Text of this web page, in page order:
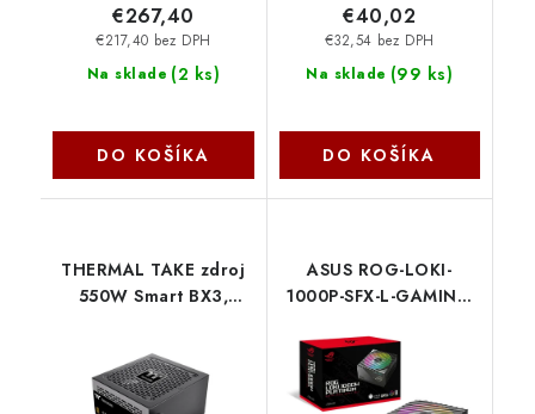
Na sklade (2 ks)
€217,40 bez DPH
€267,40
DO KOŠÍKA
Na sklade (99 ks)
€32,54 bez DPH
€40,02
DO KOŠÍKA
THERMAL TAKE zdroj
550W Smart BX3,
černá PS-SPD-
0550NNFABE-3
Thermaltake
ASUS ROG-LOKI-
1000P-SFX-L-GAMING
Asus